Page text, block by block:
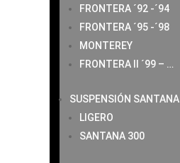
FRONTERA ´92 -´94
FRONTERA ´95 -´98
MONTEREY
FRONTERA II ´99 – …
SUSPENSIÓN SANTANA
LIGERO
SANTANA 300